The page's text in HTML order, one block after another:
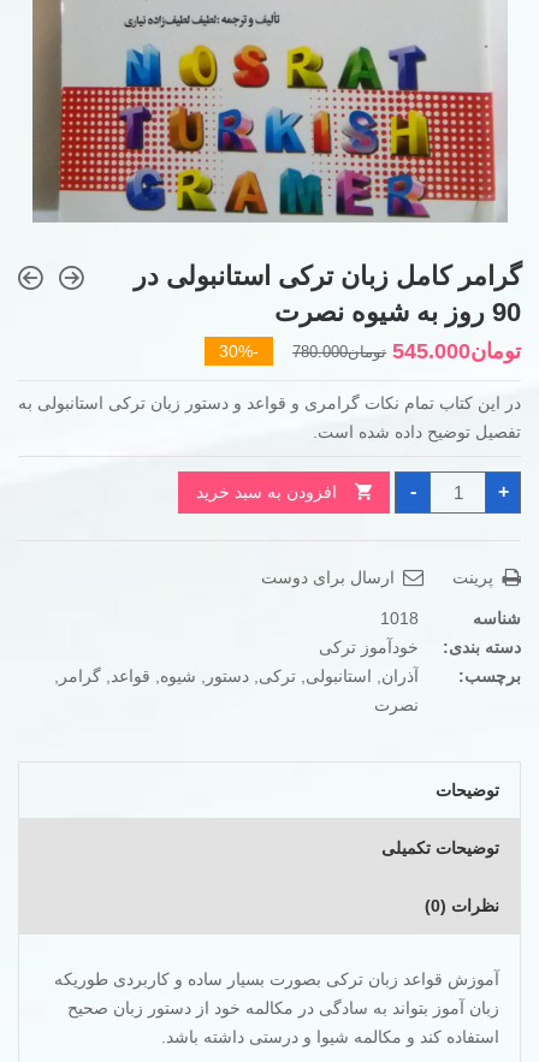
گرامر کامل زبان ترکی استانبولی در
90 روز به شیوه نصرت
تومان780.000قیمت
تومان780.000
تومان545.000
قیمت
تومان545.000
در این کتاب تمام نکات گرامری و قواعد و دستور زبان ترکی استانبولی به
تفصیل توضیح داده شده است.
-
گرامر
کامل
زبان
90
به
شیوه
نصرت
+ افزودن به سبد خرید
پرینت ارسال برای دوست
شناسه
1018
دسته بندی:
خودآموز ترکی
برچسب:
آذران, استانبولی , ترکی , دستور, شیوه, قواعد, گرامر,
نصرت
توضیحات
توضیحات تکمیلی
نظرات (0)
آموزش قواعد زبان ترکی بصورت بسیار ساده و کاربردی طوریکه
زبان آموز بتواند به سادگی در مکالمه خود از دستور زبان صحیح
استفاده کند و مکالمه شیوا و درستی داشته باشد.